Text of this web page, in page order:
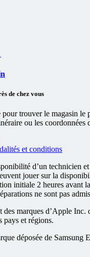
de chez vous
pour trouver le magasin le
ou les coordonnées
et conditions
d’un technicien
jouer sur la
initiale 2 heures avant
ne sont pas
marques d’Apple Inc.
pays et régions.
déposée de Samsung